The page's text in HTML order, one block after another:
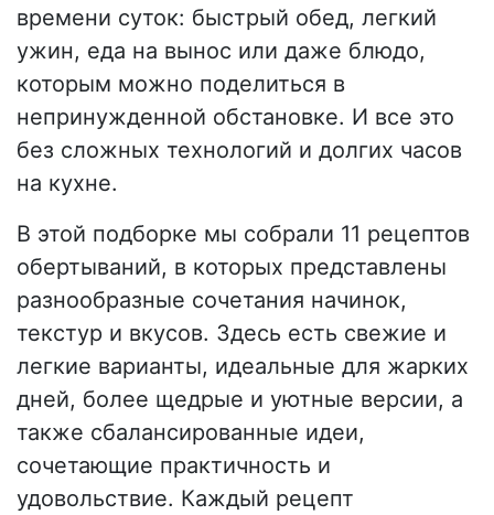
времени суток: быстрый обед, легкий
ужин, еда на вынос или даже блюдо,
которым можно поделиться в
непринужденной обстановке. И все это
без сложных технологий и долгих часов
на кухне.
В этой подборке мы собрали 11 рецептов
обертываний, в которых представлены
разнообразные сочетания начинок,
текстур и вкусов. Здесь есть свежие и
легкие варианты, идеальные для жарких
дней, более щедрые и уютные версии, а
также сбалансированные идеи,
сочетающие практичность и
удовольствие. Каждый рецепт